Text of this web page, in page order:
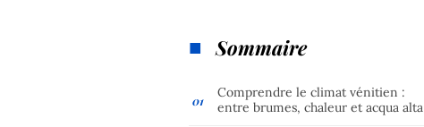
Sommaire
Comprendre le climat vénitien :
entre brumes, chaleur et acqua alta